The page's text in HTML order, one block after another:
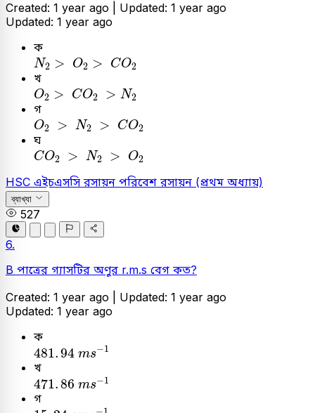
Created: 1 year ago | Updated: 1 year ago
Updated: 1 year ago
ক
N2 > O2 > CO2
N2 > O2 > C O2
খ
O2 > CO2 > N2
O > CO2 >N 2
গ
O2 > N2 > CO2
O > N2 > O2
ঘ
CO2 > N2 > O2
CO2 > N2 > 2
HSC এইচএসসি রসায়ন পরিবেশ রসায়ন (প্রথম অধ্যায়)
ব্যাখ্যা
527
6.
B পাত্রের গ্যাসটির অণুর r.m.s বেগ কত?
Created: 1 year ago | Updated: 1 year ago
Updated: 1 year ago
ক
481 .94 ms−1
481 94 s-
খ
471.86 ms−1
471 86 s-1
গ
15 24 s-1